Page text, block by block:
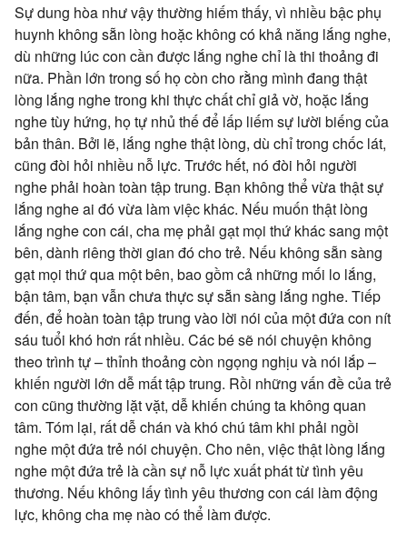
Sự dung hòa như vậy thường hiếm thấy, vì nhiều bậc phụ
huynh không sẵn lòng hoặc không có khả năng lắng nghe,
dù những lúc con cần được lắng nghe chỉ là thi thoảng đi
nữa. Phần lớn trong số họ còn cho rằng mình đang thật
lòng lắng nghe trong khi thực chất chỉ giả vờ, hoặc lắng
nghe tùy hứng, họ tự nhủ thế để lấp liếm sự lười biếng của
bản thân. Bởi lẽ, lắng nghe thật lòng, dù chỉ trong chốc lát,
cũng đòi hỏi nhiều nỗ lực. Trước hết, nó đòi hỏi người
nghe phải hoàn toàn tập trung. Bạn không thể vừa thật sự
lắng nghe ai đó vừa làm việc khác. Nếu muốn thật lòng
lắng nghe con cái, cha mẹ phải gạt mọi thứ khác sang một
bên, dành riêng thời gian đó cho trẻ. Nếu không sẵn sàng
gạt mọi thứ qua một bên, bao gồm cả những mối lo lắng,
bận tâm, bạn vẫn chưa thực sự sẵn sàng lắng nghe. Tiếp
đến, để hoàn toàn tập trung vào lời nói của một đứa con nít
sáu tuổi khó hơn rất nhiều. Các bé sẽ nói chuyện không
theo trình tự – thỉnh thoảng còn ngọng nghịu và nói lắp –
khiến người lớn dễ mất tập trung. Rồi những vấn đề của trẻ
con cũng thường lặt vặt, dễ khiến chúng ta không quan
tâm. Tóm lại, rất dễ chán và khó chú tâm khi phải ngồi
nghe một đứa trẻ nói chuyện. Cho nên, việc thật lòng lắng
nghe một đứa trẻ là cần sự nỗ lực xuất phát từ tình yêu
thương. Nếu không lấy tình yêu thương con cái làm động
lực, không cha mẹ nào có thể làm được.